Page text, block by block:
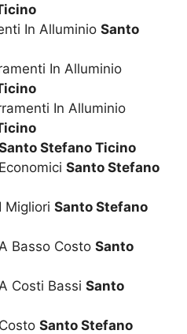
In Alluminio Santo
In Alluminio
In Alluminio
Stefano Ticino
Santo Stefano
Migliori Santo Stefano
Basso Costo Santo
Costi Bassi Santo
Santo Stefano